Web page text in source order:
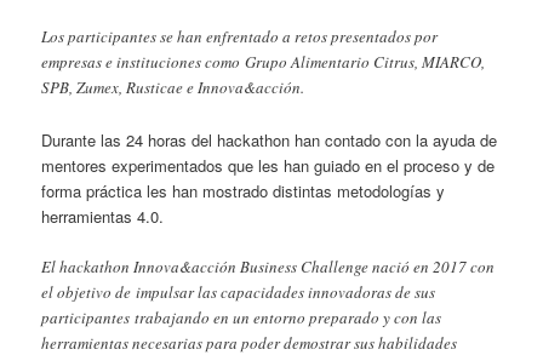
Los participantes se han enfrentado a retos presentados por
empresas e instituciones como Grupo Alimentario Citrus, MIARCO,
SPB, Zumex, Rusticae e Innova&acción.
Durante las 24 horas del hackathon han contado con la ayuda de
mentores experimentados que les han guiado en el proceso y de
forma práctica les han mostrado distintas metodologías y
herramientas 4.0.
El hackathon Innova&acción Business Challenge nació en 2017 con
el objetivo de impulsar las capacidades innovadoras de sus
participantes trabajando en un entorno preparado y con las
herramientas necesarias para poder demostrar sus habilidades